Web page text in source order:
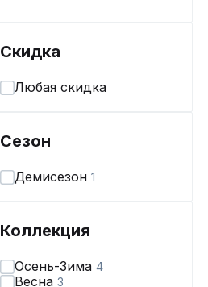
Скидка
Любая скидка
Сезон
Демисезон 1
Коллекция
Осень-Зима 4
Весна 3